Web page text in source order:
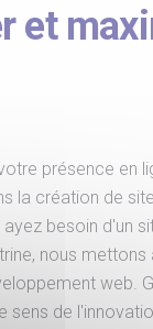
et
présence en
la création de
besoin d'un
nous
web.
sens de